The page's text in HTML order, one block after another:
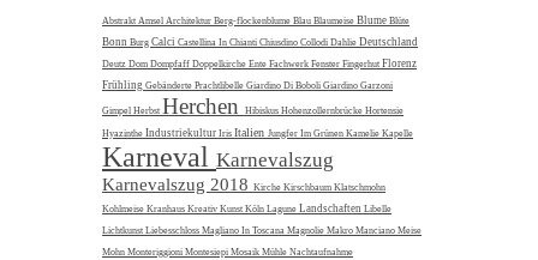
Abstrakt Amsel Architektur Berg-flockenblume Blau Blaumeise Blume Blüte
Bonn Burg Calci Castellina In Chianti Chiusdino Collodi Dahlie Deutschland
Deutz Dom Dompfaff Doppelkirche Ente Fachwerk Fenster Fingerhut Florenz
Frühling Gebänderte Prachtlibelle Giardino Di Boboli Giardino Garzoni
Gimpel Herbst Herchen Hibiskus Hohenzollernbrücke Hortensie
Hyazinthe Industriekultur Iris Italien Jungfer Im Grünen Kamelie Kapelle
Karneval Karnevalszug
Karnevalszug 2018 Kirche Kirschbaum Klatschmohn
Kohlmeise Kranhaus Kreativ Kunst Köln Lagune Landschaften Libelle
Lichtkunst Liebesschloss Magliano In Toscana Magnolie Makro Manciano Meise
Mohn Monteriggioni Montesiepi Mosaik Mühle Nachtaufnahme